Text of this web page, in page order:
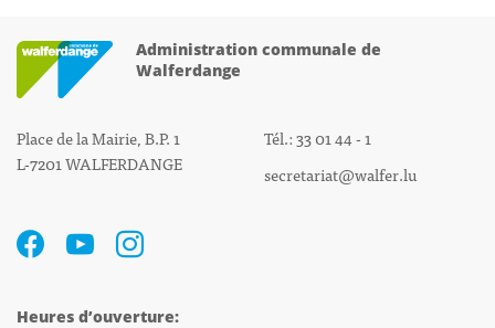
Administration communale de
Walferdange
Place de la Mairie, B.P. 1
L-7201 WALFERDANGE
Tél.: 33 01 44 - 1
secretariat@walfer.lu
Heures d’ouverture: